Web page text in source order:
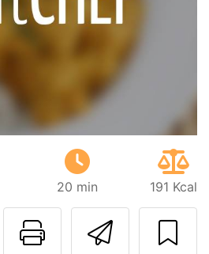
20 min 191 Kcal
Imprimer
une